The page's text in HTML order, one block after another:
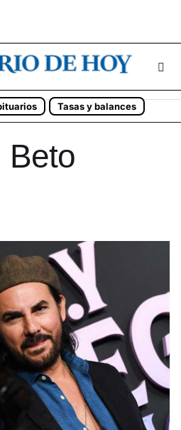
Tasas y balances
Beto